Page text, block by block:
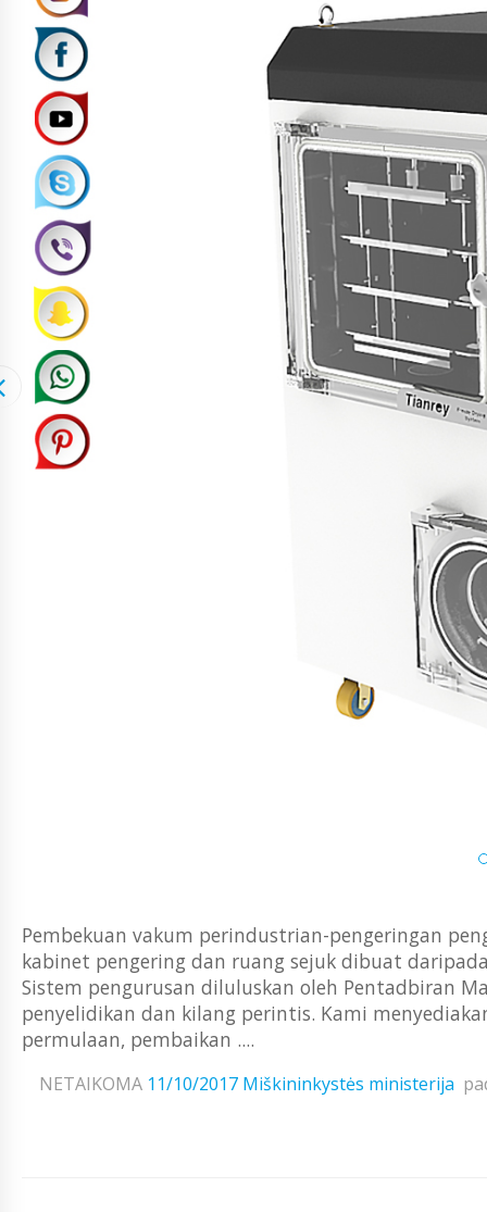
Pembekuan vakum perindustrian-pengeringan
kabinet pengering dan ruang sejuk dibuat
Sistem pengurusan diluluskan oleh Pentadbiran
penyelidikan dan kilang perintis. Kami
permulaan, pembaikan ....
NETAIKOMA 11/10/2017 Miškininkystės ministerija